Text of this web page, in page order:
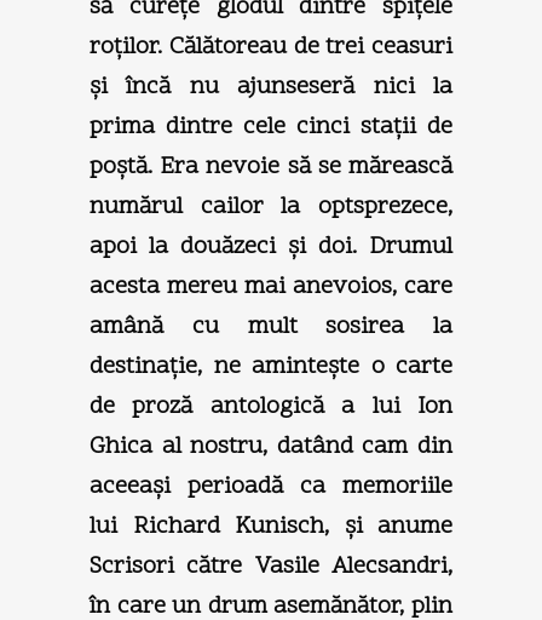
să cureţe glodul dintre spiţele
roţilor. Călătoreau de trei ceasuri
şi încă nu ajunseseră nici la
prima dintre cele cinci staţii de
poştă. Era nevoie să se mărească
numărul cailor la optsprezece,
apoi la douăzeci şi doi. Drumul
acesta mereu mai anevoios, care
amână cu mult sosirea la
destinaţie, ne aminteşte o carte
de proză antologică a lui Ion
Ghica al nostru, datând cam din
aceeaşi perioadă ca memoriile
lui Richard Kunisch, şi anume
Scrisori către Vasile Alecsandri,
în care un drum asemănător, plin